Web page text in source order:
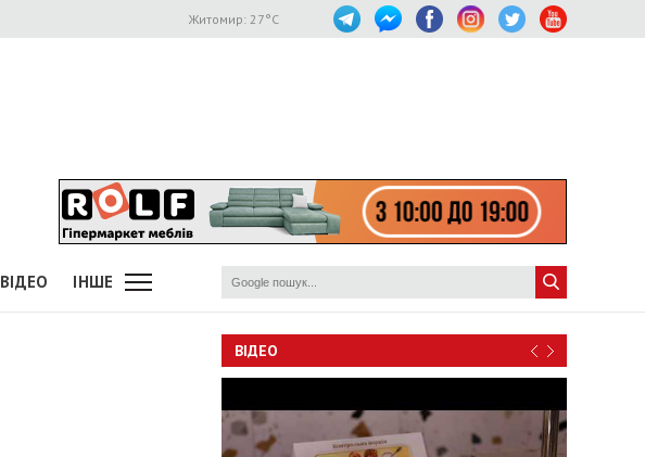
Житомир: 27°C
ВІДЕО ІНШЕ
ВІДЕО